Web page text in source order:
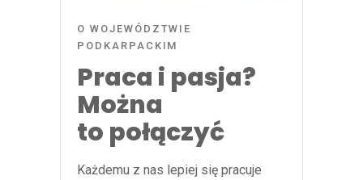
O WOJEWÓDZTWIE
PODKARPACKIM
Praca i pasja?
Można
to połączyć
Każdemu z nas lepiej się pracuje